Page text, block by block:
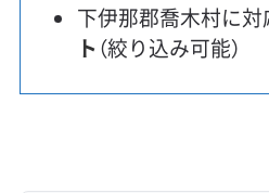
下伊那郡喬木村に対
ト （絞り込み可能）